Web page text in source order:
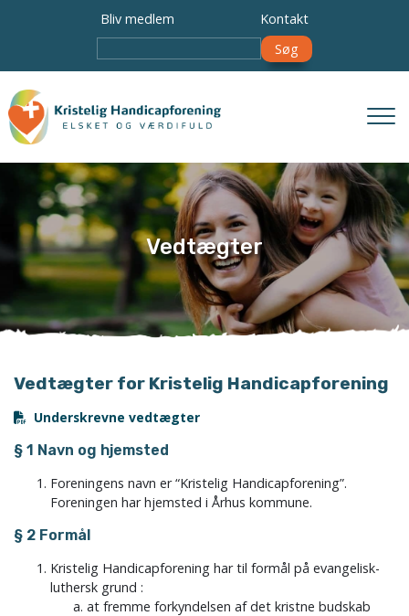
Bliv medlem Kontakt
Vedtægter
Vedtægter for Kristelig Handicapforening
Underskrevne vedtægter
§ 1 Navn og hjemsted
Foreningens navn er “Kristelig Handicapforening”.
Foreningen har hjemsted i Århus kommune.
§ 2 Formål
Kristelig Handicapforening har til formål på evangelisk-
luthersk grund :
at fremme forkyndelsen af det kristne budskab